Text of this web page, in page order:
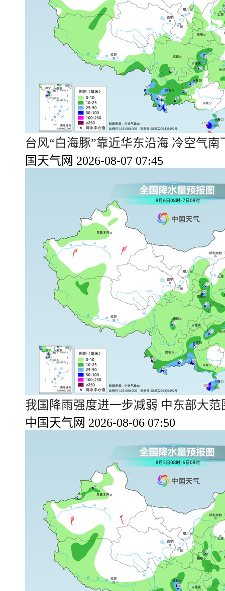
台风“白海豚”靠近华东沿海 冷空气
国天气网 2026-08-07 07:45
我国降雨强度进一步减弱 中东部大
中国天气网 2026-08-06 07:50